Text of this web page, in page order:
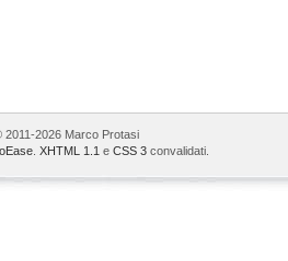
2011-2026 Marco Protasi
XHTML 1.1 e CSS 3 convalidati.